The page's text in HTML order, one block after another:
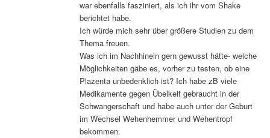
war ebenfalls fasziniert, als ich ihr vom Shake
berichtet habe.
Ich würde mich sehr über größere Studien zu dem
Thema freuen.
Was ich im Nachhinein gern gewusst hätte- welche
Möglichkeiten gäbe es, vorher zu testen, ob eine
Plazenta unbedenklich ist? Ich habe zB viele
Medikamente gegen Übelkeit gebraucht in der
Schwangerschaft und habe auch unter der Geburt
im Wechsel Wehenhemmer und Wehentropf
bekommen.